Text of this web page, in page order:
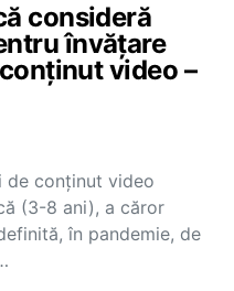
consideră
învățare
video –
de conținut video
(3-8 ani), a căror
în pandemie, de